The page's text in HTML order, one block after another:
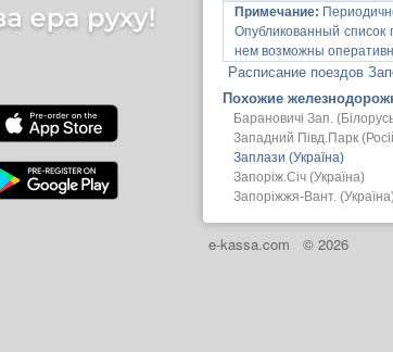
Примечание:
Опубликованный список
нем возможны
Расписание поездов
Похожие
Барановичі Зап.
Западний Півд.Парк
Заплази (Україна)
Запоріж.Січ (Україна)
Запоріжжя-Вант.
e-kassa.com © 2026